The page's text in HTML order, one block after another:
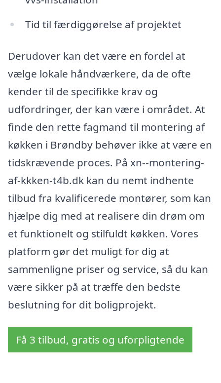
Tid til færdiggørelse af projektet
Derudover kan det være en fordel at
vælge lokale håndværkere, da de ofte
kender til de specifikke krav og
udfordringer, der kan være i området. At
finde den rette fagmand til montering af
køkken i Brøndby behøver ikke at være en
tidskrævende proces. På xn--montering-
af-kkken-t4b.dk kan du nemt indhente
tilbud fra kvalificerede montører, som kan
hjælpe dig med at realisere din drøm om
et funktionelt og stilfuldt køkken. Vores
platform gør det muligt for dig at
sammenligne priser og service, så du kan
være sikker på at træffe den bedste
beslutning for dit boligprojekt.
Få 3 tilbud, gratis og uforpligtende